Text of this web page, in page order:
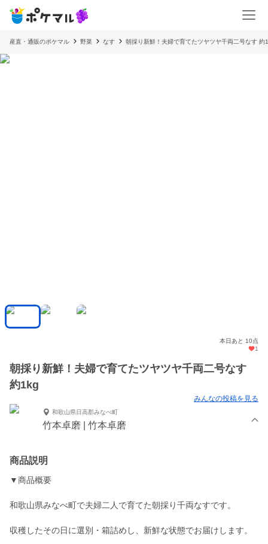
産直・通販のポケマル 野菜 なす 朝採り新鮮！夫婦で育てたツヤツヤ千両二号なす 約
本日あと 10点
1
朝採り新鮮！夫婦で育てたツヤツヤ千両二号なす
約1kg
みんなの投稿を見る
和歌山県日高郡みなべ町
竹本卓磨 | 竹本卓磨
商品説明
▼商品概要
和歌山県みなべ町で夫婦二人で育てた朝採り千両なすです。
収穫したその日に選別・箱詰めし、新鮮な状態でお届けします。